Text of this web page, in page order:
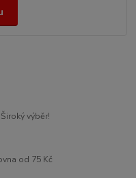
výběr!
od 75 Kč